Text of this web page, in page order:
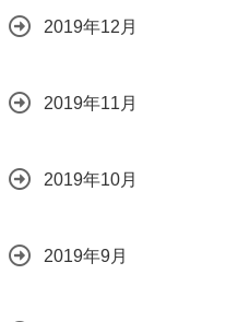
2019年12月
2019年11月
2019年10月
2019年9月